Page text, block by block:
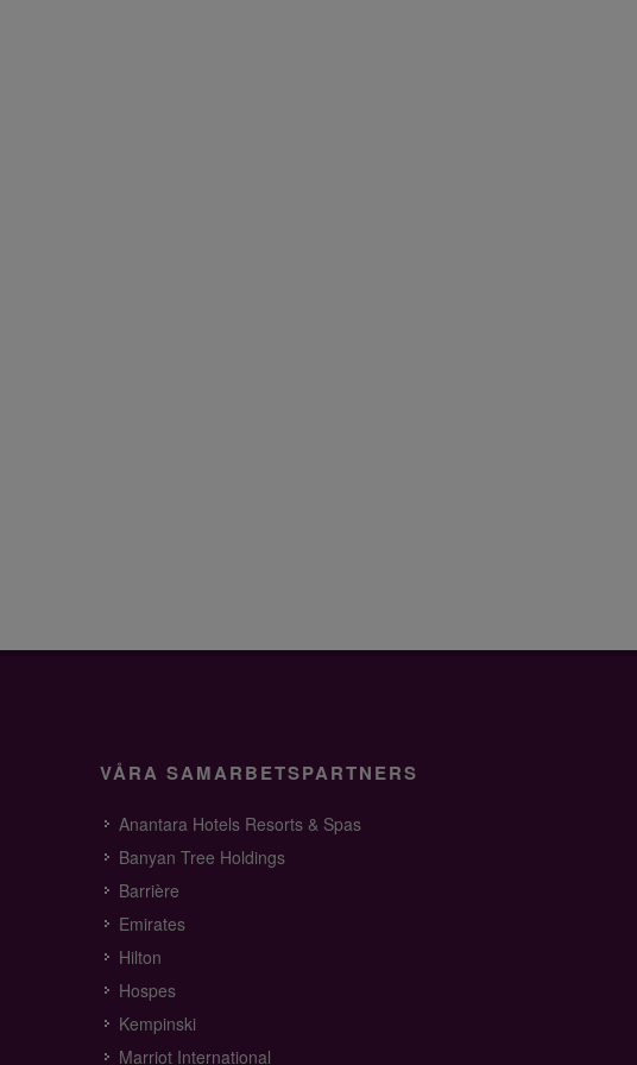
VÅRA SAMARBETSPARTNERS
Anantara Hotels Resorts & Spas
Banyan Tree Holdings
Barrière
Emirates
Hilton
Hospes
Kempinski
Marriot International